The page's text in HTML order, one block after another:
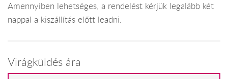
Amennyiben lehetséges, a rendelést kérjük legalább két
nappal a kiszállítás előtt leadni.
Virágküldés ára